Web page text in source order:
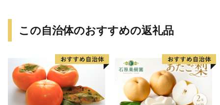
この自治体のおすすめの返礼品